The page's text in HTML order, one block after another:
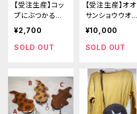
【受注生産】コッ
プにぶつかるア
ザラシ コース
ター
¥2,700
SOLD OUT
【受注生産】オオ
サンショウウオ
ロングバッグ
¥10,000
SOLD OUT